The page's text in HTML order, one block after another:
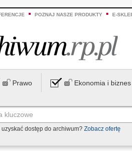
POZNAJ NASZE PRODUKTY E-
Prawo Ekonomia i biznes
uzyskać dostęp do archiwum? Zobacz ofertę